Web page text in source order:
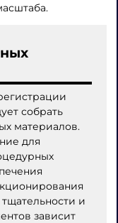
собрать
материалов.
для
и
зависит